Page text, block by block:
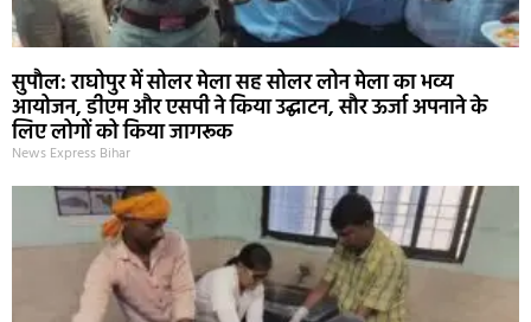
सुपौल: राघोपुर में सोलर मेला सह सोलर लोन मेला का भव्य
आयोजन, डीएम और एसपी ने किया उद्घाटन, सौर ऊर्जा अपनाने के
लिए लोगों को किया जागरूक
News Express Bihar